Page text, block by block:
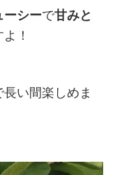
ーシーで甘みと
！
い間楽しめま